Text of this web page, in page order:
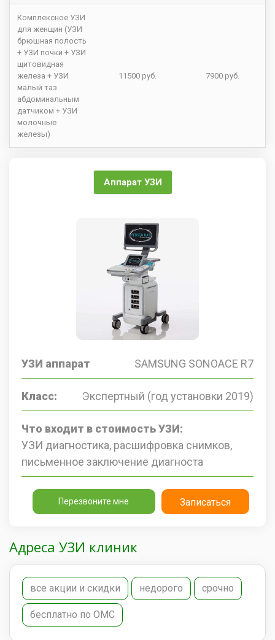
Комплексное УЗИ
для женщин (УЗИ
брюшная полость
+ УЗИ почки + УЗИ
щитовидная
железа + УЗИ
малый таз
абдоминальным
датчиком + УЗИ
молочные
железы)
11500 руб. 7900 руб.
Аппарат УЗИ
УЗИ аппарат SAMSUNG SONOACE R7
Класс: Экспертный (год установки 2019)
Что входит в стоимость УЗИ:
УЗИ диагностика, расшифровка снимков,
письменное заключение диагноста
Перезвоните мне Записаться
Адреса УЗИ клиник
все акции и скидки недорого срочно
бесплатно по ОМС